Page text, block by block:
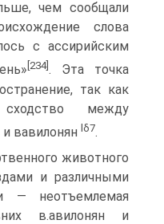
чем сообщали
слова
с ассирийским
[234]. Эта точка
так как
между
вавилонян lδ7.
животного
и различными
— неотъемлемая
в.авилонян и